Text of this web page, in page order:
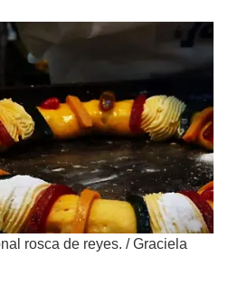
rosca de reyes. /Graciela